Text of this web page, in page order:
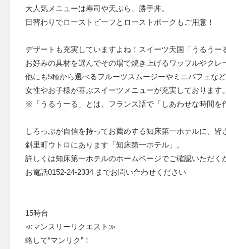
大人気メニューは寿司や天ぷら、勝手丼。
日替わりでローストビーフとローストポークもご用意！
デザートも充実していますよね！スイーツ天国「うるうー
お好みの具材を選んでその場で焼き上げるワッフルやクレ
他にも5種から選べるフルーツスムージーやミニパフェな
女性やお子様が喜ぶスイーツメニューが充実しております
※「うるうーる」とは、フランス語で「しあわせな時間を
しろっぷが自信を持ってお薦めする知床第一ホテルに、皆
斜里町ウトロにあります「知床第一ホテル」。
詳しくは知床第一ホテルのホームページでご確認いただく
お電話0152-24-2334 までお問い合わせください
15時台
≪マンスリーリクエスト≫
略して“マンリク”！